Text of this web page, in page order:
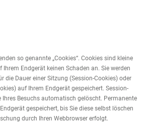
so genannte „Cookies“. Cookies sind kleine
Endgerät keinen Schaden an. Sie werden
die Dauer einer Sitzung (Session-Cookies) oder
auf Ihrem Endgerät gespeichert. Session-
Ihres Besuchs automatisch gelöscht. Permanente
gespeichert, bis Sie diese selbst löschen
durch Ihren Webbrowser erfolgt.